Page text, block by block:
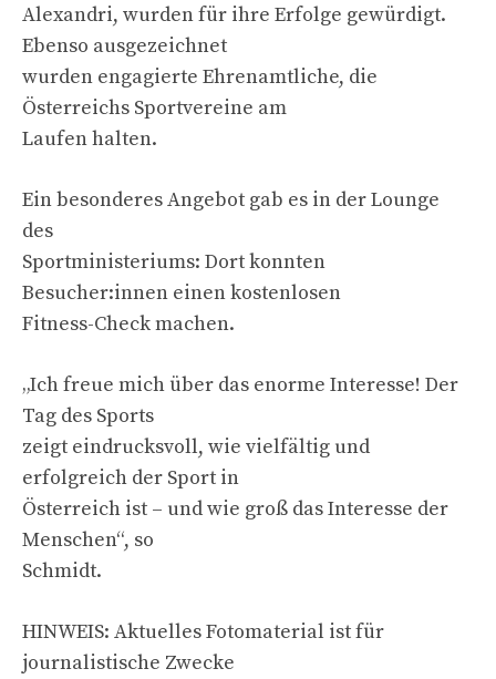
Alexandri, wurden für ihre Erfolge gewürdigt.
Ebenso ausgezeichnet
wurden engagierte Ehrenamtliche, die
Österreichs Sportvereine am
Laufen halten.
Ein besonderes Angebot gab es in der Lounge
des
Sportministeriums: Dort konnten
Besucher:innen einen kostenlosen
Fitness-Check machen.
„Ich freue mich über das enorme Interesse! Der
Tag des Sports
zeigt eindrucksvoll, wie vielfältig und
erfolgreich der Sport in
Österreich ist – und wie groß das Interesse der
Menschen“, so
Schmidt.
HINWEIS: Aktuelles Fotomaterial ist für
journalistische Zwecke